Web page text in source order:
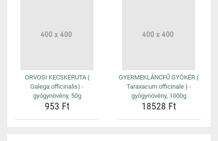
ORVOSI KECSKERUTA (
Galega officinalis) -
gyógynövény, 50g
953 Ft
GYERMEKLÁNCFŰ GYÖKÉR (
Taraxacum officinale ) -
gyógynövény, 1000g
18528 Ft